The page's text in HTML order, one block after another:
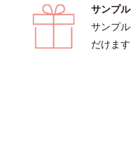
サンプ
サンプ
だけます